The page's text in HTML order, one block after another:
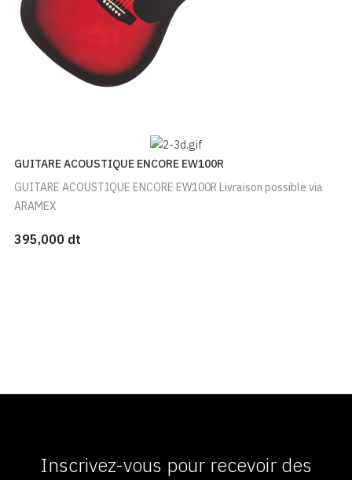
GUITARE ACOUSTIQUE ENCORE EW100R
GUITARE ACOUSTIQUE ENCORE EW100R Livraison possible via
ARAMEX
395,000 dt
Inscrivez-vous pour recevoir des